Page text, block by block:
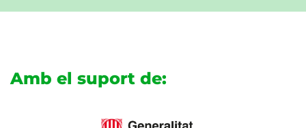
Amb el suport de: